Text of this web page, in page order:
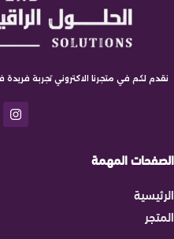
نقدم لكم في متجرنا الاكتروني تجربة فريدة
الصفحات المهمة
الرئيسية
المتجر